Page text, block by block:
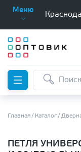
Меню
Главная Каталог
ПЕТЛЯ